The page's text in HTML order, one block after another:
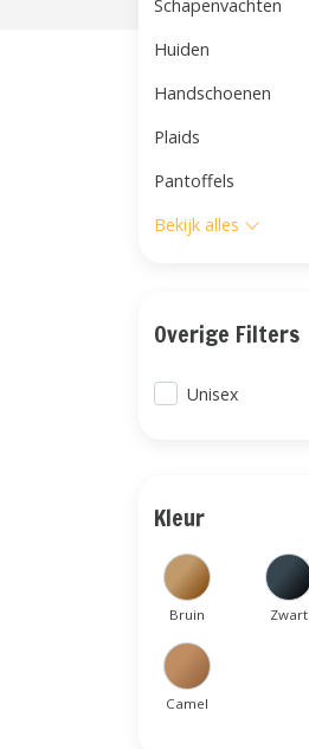
Schapenvachten
Huiden
Handschoenen
Plaids
Pantoffels
Bekijk alles
Overige Filters
Unisex
Kleur
Bruin Zwart
Camel